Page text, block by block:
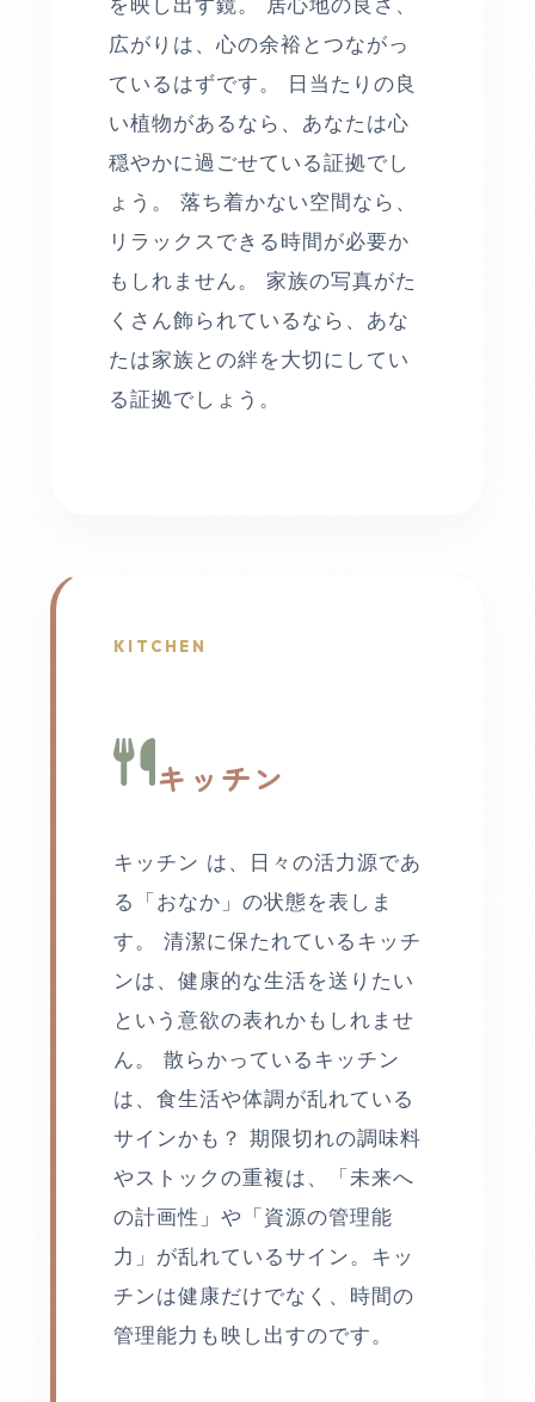
を映し出す鏡。 居心地の良さ、
広がりは、心の余裕とつながっ
ているはずです。 日当たりの良
い植物があるなら、あなたは心
穏やかに過ごせている証拠でし
ょう。 落ち着かない空間なら、
リラックスできる時間が必要か
もしれません。 家族の写真がた
くさん飾られているなら、あな
たは家族との絆を大切にしてい
る証拠でしょう。
KITCHEN
キッチン
キッチン は、日々の活力源であ
る「おなか」の状態を表しま
す。 清潔に保たれているキッチ
ンは、健康的な生活を送りたい
という意欲の表れかもしれませ
ん。 散らかっているキッチン
は、食生活や体調が乱れている
サインかも？ 期限切れの調味料
やストックの重複は、「未来へ
の計画性」や「資源の管理能
力」が乱れているサイン。キッ
チンは健康だけでなく、時間の
管理能力も映し出すのです。